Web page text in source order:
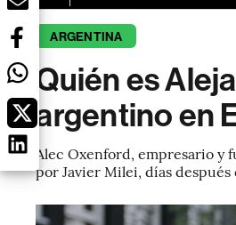
ARGENTINA
Quién es
argentino en
Alec Oxenford, empresario y
por Javier Milei, días